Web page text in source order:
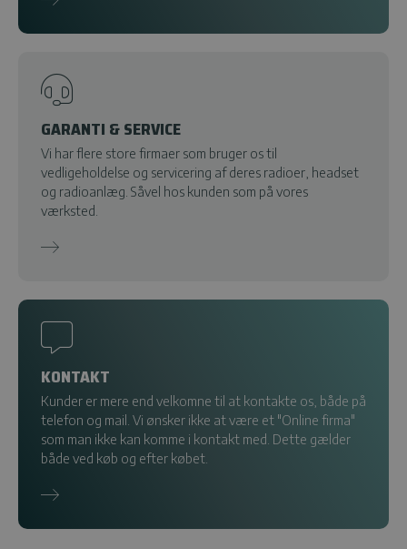
GARANTI & SERVICE
Vi har flere store firmaer som bruger os til
vedligeholdelse og servicering af deres radioer, headset
og radioanlæg. Såvel hos kunden som på vores
værksted.
KONTAKT
Kunder er mere end velkomne til at kontakte os, både på
telefon og mail. Vi ønsker ikke at være et "Online firma"
som man ikke kan komme i kontakt med. Dette gælder
både ved køb og efter købet.